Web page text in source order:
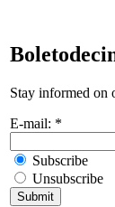
Stay informed on
E-mail: *
Subscribe
Unsubscribe